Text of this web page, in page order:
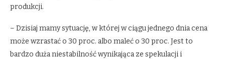
produkcji.
– Dzisiaj mamy sytuację, w której w ciągu jednego dnia cena
może wzrastać o 30 proc. albo maleć o 30 proc. Jest to
bardzo duża niestabilność wynikająca ze spekulacji i